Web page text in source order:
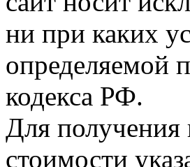
ни при каких
определяемой
кодекса РФ.
Для
стоимости